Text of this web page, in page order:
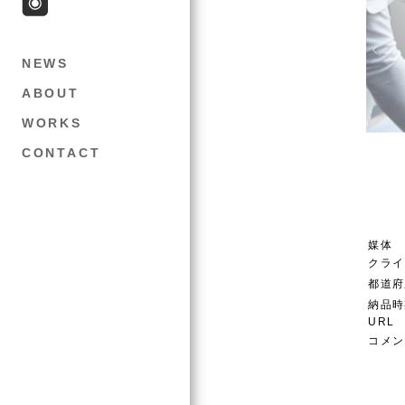
NEWS
ABOUT
WORKS
CONTACT
媒体
クラ
都道
納品
URL
コメ